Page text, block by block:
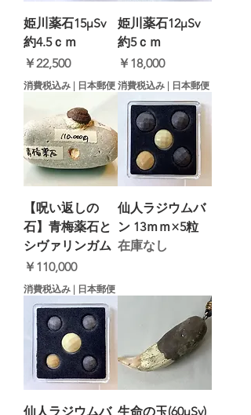
姫川薬石15μSv
約4.5ｃｍ
価格
￥22,500
消費税込み | 日本郵便
姫川薬石12μSv
約5ｃｍ
価格
￥18,000
消費税込み | 日本郵便
【呪い返しの
石】青梅薬石と
シヴァリンガム
価格
￥110,000
消費税込み | 日本郵便
仙人ラジウムバ
ン 13ｍｍ×5粒
在庫なし
仙人ラジウムバ 生命の玉(60μSv)